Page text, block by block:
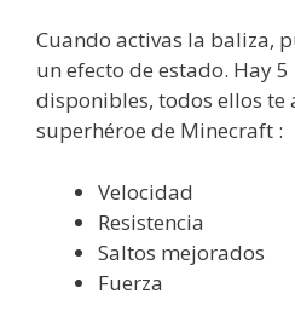
Cuando activas la baliza,
un efecto de estado. Hay
disponibles, todos ellos te
superhéroe de Minecraft :
Velocidad
Resistencia
Saltos mejorados
Fuerza